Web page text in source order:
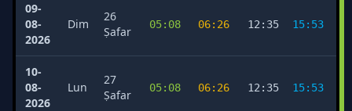
09-
08-
2026
Dim
26
Ṣafar
05:08 06:26 12:35 15:53
10-
08-
2026
Lun
27
Ṣafar
05:08 06:26 12:35 15:53